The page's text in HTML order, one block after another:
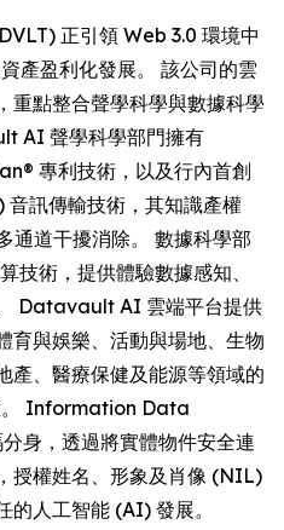
正引領 Web 3.0 環境中
產盈利化發展。 該公司的雲
重點整合聲學科學與數據科學
AI 聲學科學部門擁有
專利技術，以及行內首創
訊傳輸技術，其知識產權
通道干擾消除。 數據科學部
技術，提供體驗數據感知、
Datavault AI 雲端平台提供
育與娛樂、活動與場地、生物
產、醫療保健及能源等領域的
。 Information Data
身，透過將實體物件安全連
授權姓名、形象及肖像 (NIL)
的人工智能 (AI) 發展。